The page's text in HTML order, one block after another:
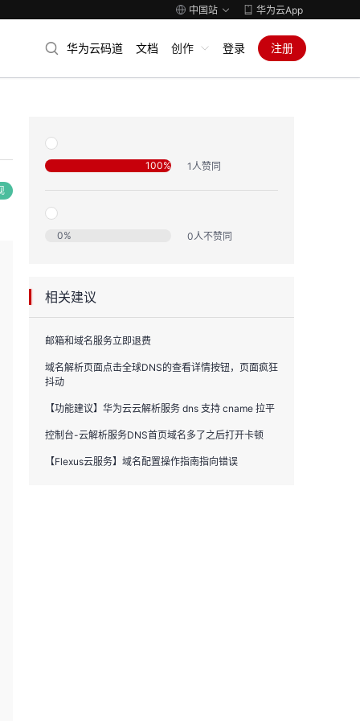
中国站 华为云App
华为云码道 文档 创作 登录 注册
100% 1人赞同
0% 0人不赞同
相关建议
邮箱和域名服务立即退费
域名解析页面点击全球DNS的查看详情按钮，页面疯狂
抖动
【功能建议】华为云云解析服务 dns 支持 cname 拉平
控制台-云解析服务DNS首页域名多了之后打开卡顿
【Flexus云服务】域名配置操作指南指向错误